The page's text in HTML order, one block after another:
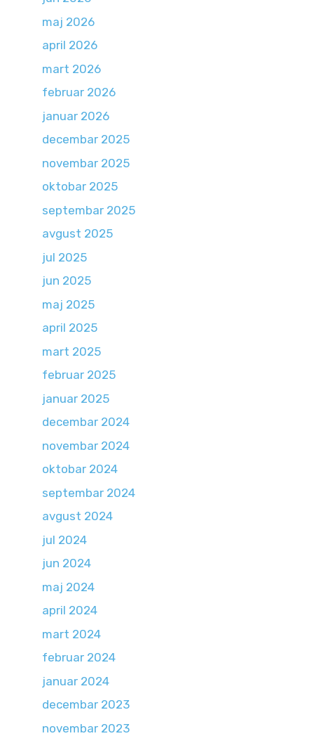
maj 2026
april 2026
mart 2026
februar 2026
januar 2026
decembar 2025
novembar 2025
oktobar 2025
septembar 2025
avgust 2025
jul 2025
jun 2025
maj 2025
april 2025
mart 2025
februar 2025
januar 2025
decembar 2024
novembar 2024
oktobar 2024
septembar 2024
avgust 2024
jul 2024
jun 2024
maj 2024
april 2024
mart 2024
februar 2024
januar 2024
decembar 2023
novembar 2023